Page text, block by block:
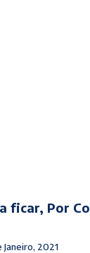
ficar, Por
Janeiro, 2021